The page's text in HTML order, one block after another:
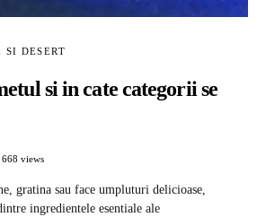
SI DESERT
si in cate categorii se
668 views
gratina sau face umpluturi delicioase,
ingredientele esentiale ale